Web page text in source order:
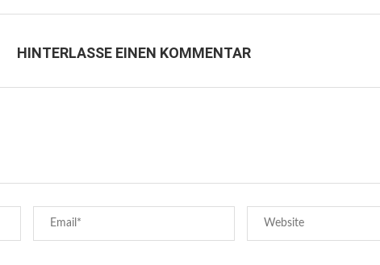
HINTERLASSE EINEN KOMMENTAR